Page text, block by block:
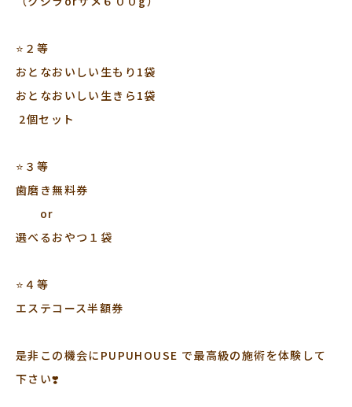
⭐️２等
おとなおいしい生もり1袋
おとなおいしい生きら1袋
2個セット
⭐️３等
歯磨き無料券
or
選べるおやつ１袋
⭐️４等
エステコース半額券
是非この機会にPUPUHOUSE で最高級の施術を体験して
下さい❣️